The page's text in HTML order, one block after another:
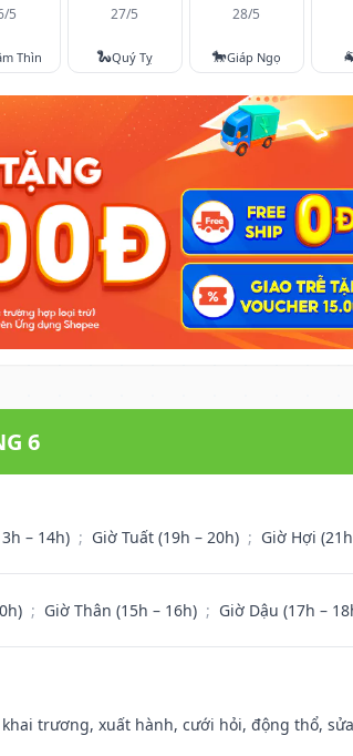
5
Thìn
27/5
🐍Quý Tỵ
28/5
🐎Giáp Ngọ
6
– 14h) ; Giờ Tuất (19h – 20h) ; Giờ Hợi
; Giờ Thân (15h – 16h) ; Giờ Dậu (17h –
trương, xuất hành, cưới hỏi, động thổ,